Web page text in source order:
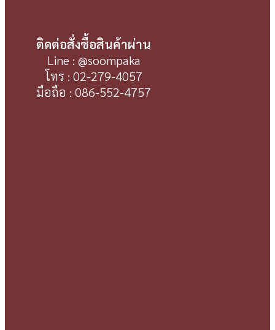
ติดต่อสั่งซื้อสินค้าผ่าน
Line : @soompaka
โทร : 02-279-4057
มือถือ : 086-552-4757